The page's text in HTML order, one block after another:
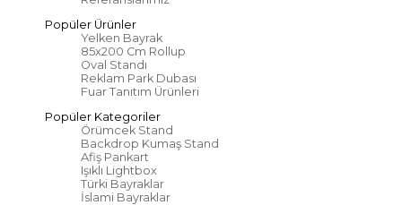
Popüler Ürünler
Yelken Bayrak
85x200 Cm Rollup
Oval Standı
Reklam Park Dubası
Fuar Tanıtım Ürünleri
Popüler Kategoriler
Örümcek Stand
Backdrop Kumaş Stand
Afiş Pankart
Işıklı Lightbox
Türki Bayraklar
İslami Bayraklar